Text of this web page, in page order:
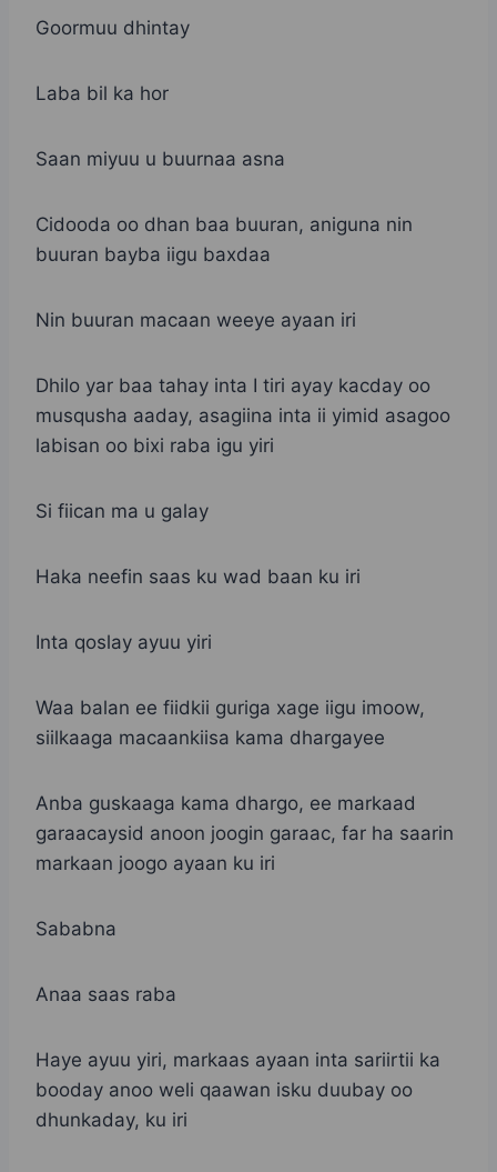
Goormuu dhintay
Laba bil ka hor
Saan miyuu u buurnaa asna
Cidooda oo dhan baa buuran, aniguna nin
buuran bayba iigu baxdaa
Nin buuran macaan weeye ayaan iri
Dhilo yar baa tahay inta I tiri ayay kacday oo
musqusha aaday, asagiina inta ii yimid asagoo
labisan oo bixi raba igu yiri
Si fiican ma u galay
Haka neefin saas ku wad baan ku iri
Inta qoslay ayuu yiri
Waa balan ee fiidkii guriga xage iigu imoow,
siilkaaga macaankiisa kama dhargayee
Anba guskaaga kama dhargo, ee markaad
garaacaysid anoon joogin garaac, far ha saarin
markaan joogo ayaan ku iri
Sababna
Anaa saas raba
Haye ayuu yiri, markaas ayaan inta sariirtii ka
booday anoo weli qaawan isku duubay oo
dhunkaday, ku iri